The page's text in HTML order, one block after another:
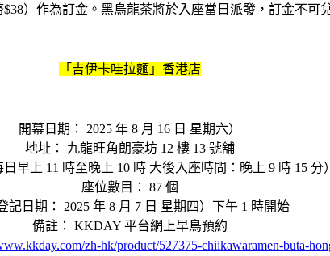
$38）作為訂金。 黑烏龍茶將於入座當日派發，訂金不可
「吉伊卡哇拉麵」香港店
開幕日期： 2025 年 8 月 16 日 星期六）
地址： 九龍旺角朗豪坊 12 樓 13 號舖
早上 11 時至晚上 10 時 大後入座時間：晚上 9 時 15 分）
座位數目： 87 個
記日期： 2025 年 8 月 7 日 星期四）下午 1 時開始
備註： KKDAY 平台網上早鳥預約
zh-hk/product/527375-chiikawaramen-buta-